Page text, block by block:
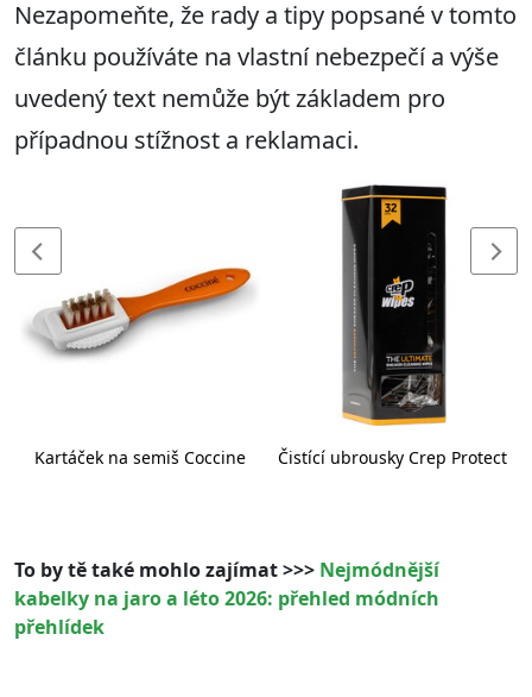
Nezapomeňte, že rady a tipy popsané v tomto
článku používáte na vlastní nebezpečí a výše
uvedený text nemůže být základem pro
případnou stížnost a reklamaci.
Kartáček na semiš Coccine Čistící ubrousky Crep Protect
To by tě také mohlo zajímat >>> Nejmódnější
kabelky na jaro a léto 2026: přehled módních
přehlídek